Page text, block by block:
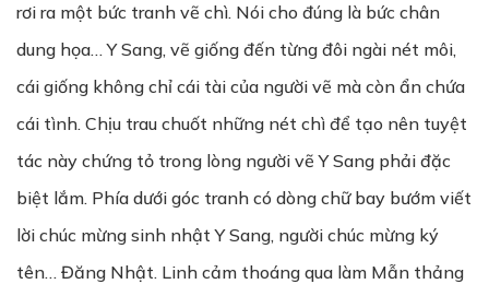
rơi ra một bức tranh vẽ chì. Nói cho đúng là bức chân
dung họa… Y Sang, vẽ giống đến từng đôi ngài nét môi,
cái giống không chỉ cái tài của người vẽ mà còn ẩn chứa
cái tình. Chịu trau chuốt những nét chì để tạo nên tuyệt
tác này chứng tỏ trong lòng người vẽ Y Sang phải đặc
biệt lắm. Phía dưới góc tranh có dòng chữ bay bướm viết
lời chúc mừng sinh nhật Y Sang, người chúc mừng ký
tên… Đăng Nhật. Linh cảm thoáng qua làm Mẫn thảng